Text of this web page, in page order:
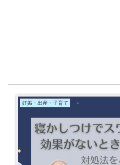
妊娠・出産・子育て